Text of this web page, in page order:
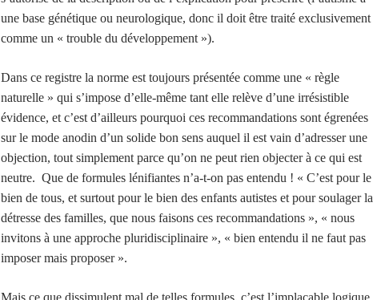
une base génétique ou neurologique, donc il doit être traité exclusivement
comme un « trouble du développement »).
Dans ce registre la norme est toujours présentée comme une « règle
naturelle » qui s’impose d’elle-même tant elle relève d’une irrésistible
évidence, et c’est d’ailleurs pourquoi ces recommandations sont égrenées
sur le mode anodin d’un solide bon sens auquel il est vain d’adresser une
objection, tout simplement parce qu’on ne peut rien objecter à ce qui est
neutre. Que de formules lénifiantes n’a-t-on pas entendu ! « C’est pour le
bien de tous, et surtout pour le bien des enfants autistes et pour soulager la
détresse des familles, que nous faisons ces recommandations », « nous
invitons à une approche pluridisciplinaire », « bien entendu il ne faut pas
imposer mais proposer ».
Mais ce que dissimulent mal de telles formules, c’est l’implacable logique